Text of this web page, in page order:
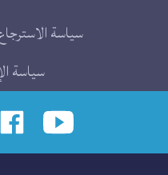
سياسة
سياسة